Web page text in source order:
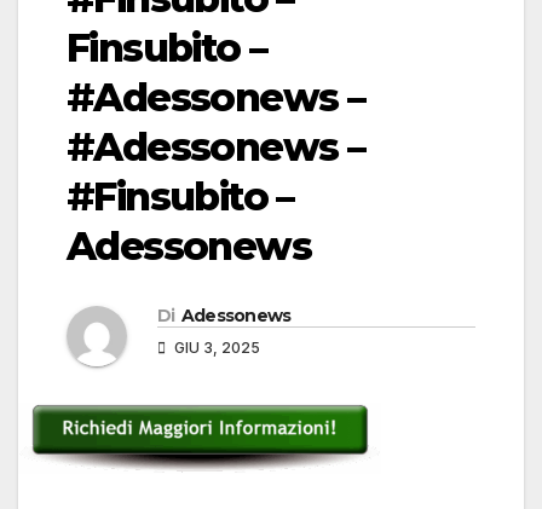
Finsubito –
#Adessonews –
#Adessonews –
#Finsubito –
Adessonews
Di Adessonews
GIU 3, 2025